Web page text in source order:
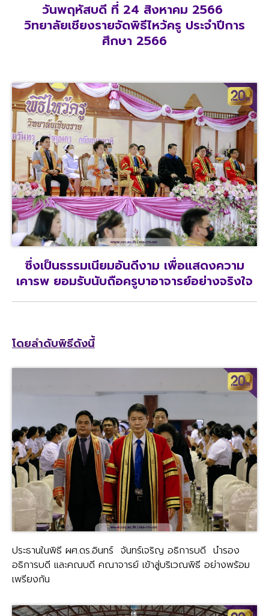
วันพฤหัสบดี ที่ 24 สิงหาคม 2566
วิทยาลัยเชียงรายจัดพิธีไหว้ครู ประจำปีการ
ศึกษา 2566
ซึ่งเป็นธรรมเนียมอันดีงาม เพื่อแสดงความ
เคารพ ยอมรับนับถือครูบาอาจารย์อย่างจริงใจ
โดยลำดับพิธีดังนี้
ประธานในพิธี ผศ.ดร.อินทร์ จันทร์เจริญ อธิการบดี นำรอง
อธิการบดี และคณบดี คณาจารย์ เข้าสู่บริเวณพิธี อย่างพร้อม
เพรียงกัน